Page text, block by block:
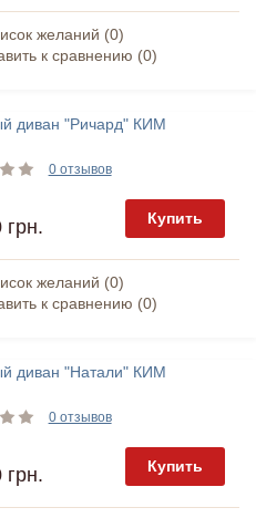
желаний (0)
к сравнению (0)
диван "Ричард" КИМ
0 отзывов
грн. Купить
желаний (0)
к сравнению (0)
диван "Натали" КИМ
0 отзывов
грн. Купить